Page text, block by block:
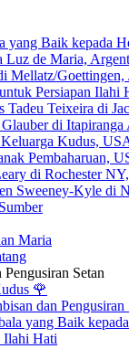
yang Baik kepada
Luz de Maria,
Mellatz/Goettingen,
Persiapan Ilahi
Tadeu Teixeira di
Glauber di
Keluarga Kudus,
Pembaharuan,
di Rochester
Sweeney-Kyle di
Maria
Setan
🌹
dan Pengusiran
yang Baik
Ilahi Hati